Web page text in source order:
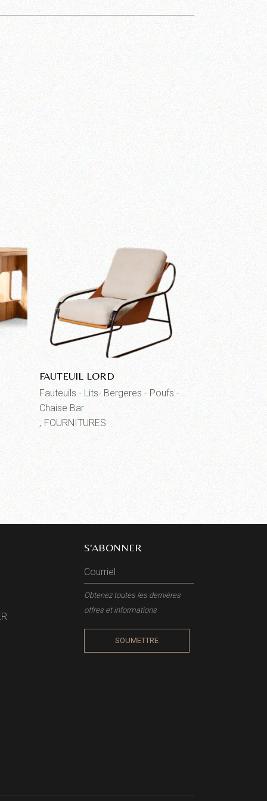
FAUTEUIL LORD
Fauteuils - Lits- Bergeres - Poufs -
Chaise Bar
FOURNITURES
S'ABONNER
Obtenez toutes les dernières
offres et informations
SOUMETTRE